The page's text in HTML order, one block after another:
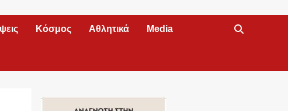
Κόσμος Αθλητικά Media